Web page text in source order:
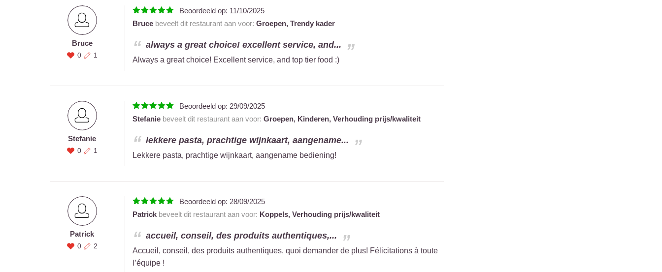
Bruce
0 1
Beoordeeld op: 11/10/2025
Brucebeveelt dit restaurant aan voor: Groepen, Trendy kader
always a great choice! excellent service, and...
Always a great choice! Excellent service, and top tier food :)
Stefanie
0 1
Beoordeeld op: 29/09/2025
Stefaniebeveelt dit restaurant aan voor: Groepen, Kinderen, Verhouding prijs/kwaliteit
lekkere pasta, prachtige wijnkaart, aangename...
Lekkere pasta, prachtige wijnkaart, aangename bediening!
Patrick
0 2
Beoordeeld op: 28/09/2025
Patrickbeveelt dit restaurant aan voor: Koppels, Verhouding prijs/kwaliteit
accueil, conseil, des produits authentiques,...
Accueil, conseil, des produits authentiques, quoi demander de plus! Félicitations à toute
l’équipe !